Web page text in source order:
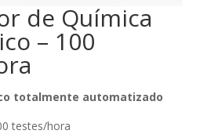
de Química
– 100
totalmente automatizado
testes/hora